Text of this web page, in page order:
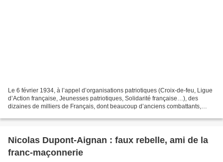
Le 6 février 1934, à l’appel d’organisations patriotiques (Croix-de-feu, Ligue
d’Action française, Jeunesses patriotiques, Solidarité française…), des
dizaines de milliers de Français, dont beaucoup d’anciens combattants,
Nicolas Dupont-Aignan : faux rebelle, ami de la
franc-maçonnerie